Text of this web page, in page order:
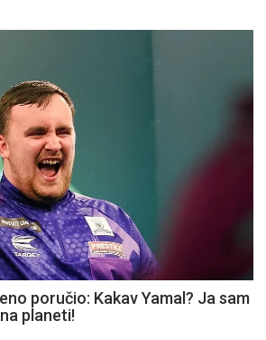
poručio: Kakav Yamal? Ja sam
planeti!